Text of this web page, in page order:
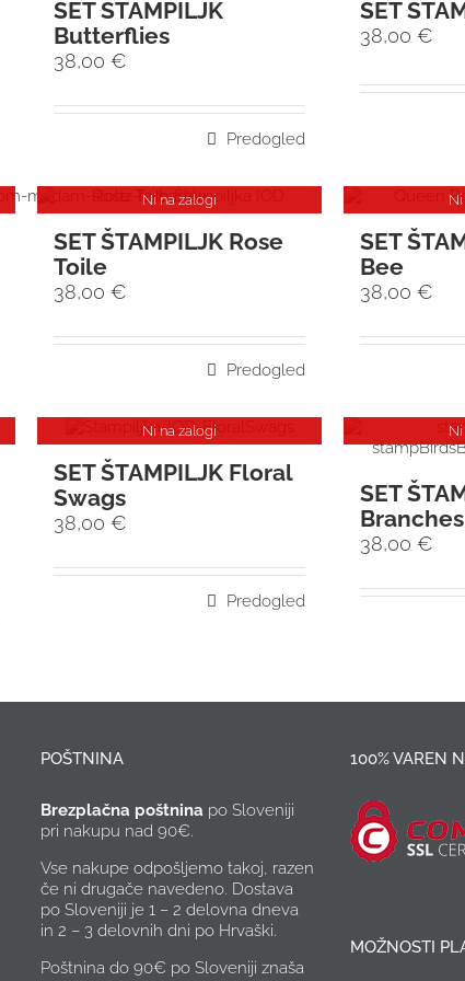
SET ŠTAMPILJK
Butterflies
38,00 €
Predogled
SET
38,00 €
Ni na zalogi
SET ŠTAMPILJK Rose
Toile
38,00 €
Predogled
SET
Bee
38,00 €
Ni na zalogi
SET ŠTAMPILJK Floral
Swags
38,00 €
Predogled
SET
38,00 €
POŠTNINA
Brezplačna poštnina po Sloveniji
pri nakupu nad 90€.
Vse nakupe odpošljemo takoj, razen
če ni drugače navedeno. Dostava
po Sloveniji je 1 – 2 delovna dneva
in 2 – 3 delovnih dni po Hrvaški.
Poštnina do 90€ po Sloveniji znaša
100% VAREN
MOŽNOSTI